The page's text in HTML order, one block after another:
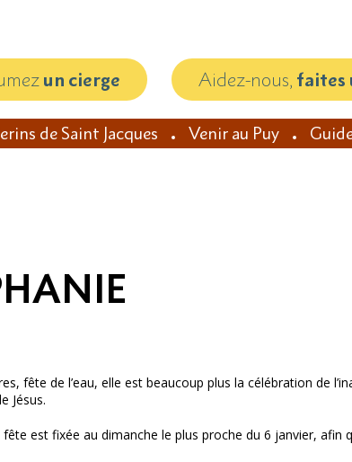
un cierge Aidez-nous, faites
de Saint Jacques Venir au Puy
fête de l’eau, elle est beaucoup plus la célébration de
Jésus.
est fixée au dimanche le plus proche du 6 janvier, afin